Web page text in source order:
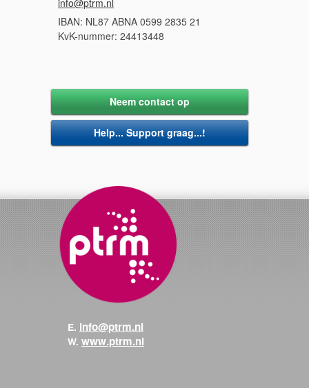
info@ptrm.nl
IBAN: NL87 ABNA 0599 2835 21
KvK-nummer: 24413448
Neem contact op
Help... Support graag...!
E. info@ptrm.nl
W. www.ptrm.nl